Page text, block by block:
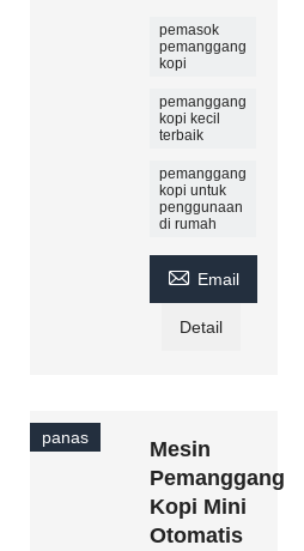
pemasok
pemanggang
kopi
pemanggang
kopi kecil
terbaik
pemanggang
kopi untuk
penggunaan
di rumah
 Email
Detail
panas
Mesin
Pemanggang
Kopi Mini
Otomatis